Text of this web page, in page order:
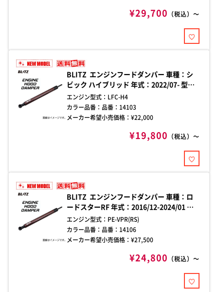
¥29,700 （税込）～
BLITZ エンジンフードダンパー 車種：シ
ビック ハイブリッド 年式：2022/07- 型
式：FL4 ダンパー本数：1本 装着箇所：左
側(助手席側) 純正ボンネット専用 エンジン
フード開閉時の煩わしさを解消する、車種
設計で、手軽に確実な取り付けが可能。
エンジン型式： LFC-H4
カラー品番： 品番：14103
メーカー希望小売価格：¥22,000
¥19,800 （税込）～
BLITZ エンジンフードダンパー 車種：ロ
ードスターRF 年式：2016/12-2024/01 型
式：NDERC ダンパー本数：2本 純正ボンネ
ット専用 エンジンフード開閉時の煩わしさ
を解消する、車種別フードダンパー。加工
エンジン型式： PE-VPR(RS)
カラー品番： 品番：14106
メーカー希望小売価格：¥27,500
¥24,800 （税込）～